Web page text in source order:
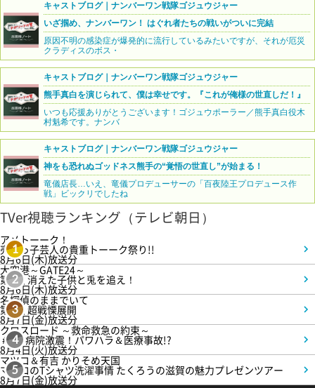
キャストブログ｜ナンバーワン戦隊ゴジュウジャー
いざ掴め、ナンバーワン！ はぐれ者たちの戦いがついに完結
原因不明の感染症が爆発的に流行しているみたいですが、それが厄災
クラディスのボス・
キャストブログ｜ナンバーワン戦隊ゴジュウジャー
熊手真白を演じられて、僕は幸せです。『これが俺様の世直しだ！』
いつも応援ありがとうございます！ゴジュウポーラー／熊手真白役木
村魁希です。ナンバ
キャストブログ｜ナンバーワン戦隊ゴジュウジャー
神をも恐れぬゴッドネス熊手の“覚悟の世直し”が始まる！
竜儀店長…いえ、竜儀プロデューサーの「百夜陸王プロデュース作
戦」ビックリでしたね
TVer視聴ランキング（テレビ朝日）
1
アメトーーク！
売れっ子芸人の貴重トーーク祭り!!
8月6日(木)放送分
2
大空港～GATE24～
第3話 消えた子供と兎を追え！
8月6日(木)放送分
3
名探偵のままでいて
第4話 超戦慄展開
8月7日(金)放送分
4
クロスロード ～救命救急の約束～
＃5 病院激震！パワハラ＆医療事故!?
8月4日(火)放送分
5
マツコ＆有吉 かりそめ天国
マツコのTシャツ洗濯事情 たくろうの滋賀の魅力プレゼンツアー
8月7日(金)放送分